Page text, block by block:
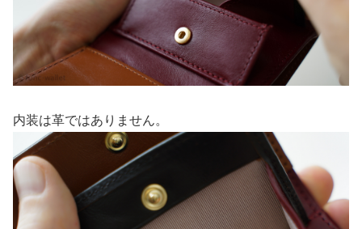
内装は革ではありません。